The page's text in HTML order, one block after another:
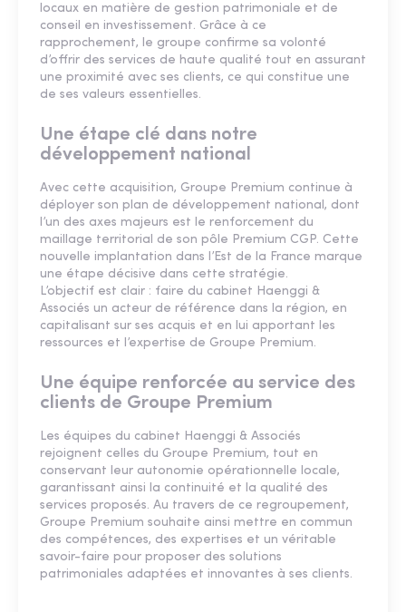
locaux en matière de gestion patrimoniale et de
conseil en investissement. Grâce à ce
rapprochement, le groupe confirme sa volonté
d’offrir des services de haute qualité tout en assurant
une proximité avec ses clients, ce qui constitue une
de ses valeurs essentielles.
Une étape clé dans notre
développement national
Avec cette acquisition, Groupe Premium continue à
déployer son plan de développement national, dont
l’un des axes majeurs est le renforcement du
maillage territorial de son pôle Premium CGP. Cette
nouvelle implantation dans l’Est de la France marque
une étape décisive dans cette stratégie.
L’objectif est clair : faire du cabinet Haenggi &
Associés un acteur de référence dans la région, en
capitalisant sur ses acquis et en lui apportant les
ressources et l’expertise de Groupe Premium.
Une équipe renforcée au service des
clients de Groupe Premium
Les équipes du cabinet Haenggi & Associés
rejoignent celles du Groupe Premium, tout en
conservant leur autonomie opérationnelle locale,
garantissant ainsi la continuité et la qualité des
services proposés. Au travers de ce regroupement,
Groupe Premium souhaite ainsi mettre en commun
des compétences, des expertises et un véritable
savoir-faire pour proposer des solutions
patrimoniales adaptées et innovantes à ses clients.